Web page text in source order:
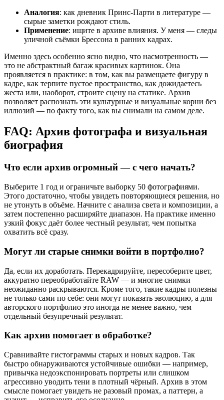
Аналогия: как дневник Принс-Парти в литературе —
сырые заметки рождают стиль.
Применение: ищите в архиве влияния. У меня — следы
уличной съёмки Брессона в ранних кадрах.
Именно здесь особенно ясно видно, что насмотренность —
это не абстрактный багаж красивых картинок. Она
проявляется в практике: в том, как вы размещаете фигуру в
кадре, как терпите пустое пространство, как дожидаетесь
жеста или, наоборот, строите сцену на статике. Архив
позволяет распознать эти культурные и визуальные корни без
иллюзий — по факту того, как вы снимали на самом деле.
FAQ: Архив фотографа и визуальная
биография
Что если архив огромный — с чего начать?
Выберите 1 год и ограничьте выборку 50 фотографиями.
Этого достаточно, чтобы увидеть повторяющиеся решения, но
не утонуть в объёме. Начните с анализа света и композиции, а
затем постепенно расширяйте диапазон. На практике именно
узкий фокус даёт более честный результат, чем попытка
охватить всё сразу.
Могут ли старые снимки войти в портфолио?
Да, если их доработать. Перекадрируйте, пересоберите цвет,
аккуратно переобработайте RAW — и многие снимки
неожиданно раскрываются. Кроме того, такие кадры полезны
не только сами по себе: они могут показать эволюцию, а для
авторского портфолио это иногда не менее важно, чем
отдельный безупречный результат.
Как архив помогает в обработке?
Сравнивайте гистограммы старых и новых кадров. Так
быстро обнаруживаются устойчивые ошибки — например,
привычка недоэкспонировать портреты или слишком
агрессивно уводить тени в плотный чёрный. Архив в этом
смысле помогает увидеть не разовый промах, а паттерн, а